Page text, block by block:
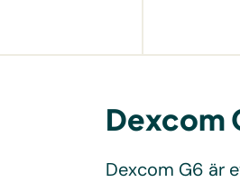
Dexcom
Dexcom G6 är